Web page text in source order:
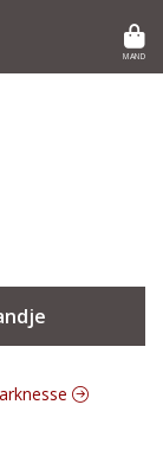
MAND